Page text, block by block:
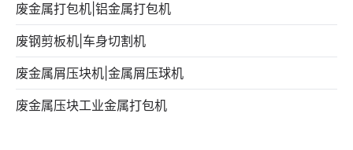
废金属打包机|铝金属打包机
废钢剪板机|车身切割机
废金属屑压块机|金属屑压球机
废金属压块工业金属打包机